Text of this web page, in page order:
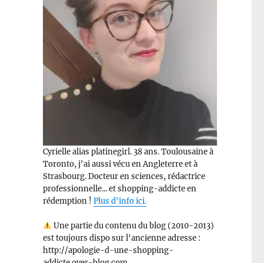
Cyrielle alias platinegirl. 38 ans. Toulousaine à
Toronto, j'ai aussi vécu en Angleterre et à
Strasbourg. Docteur en sciences, rédactrice
professionnelle... et shopping-addicte en
rédemption ! Plus d'info ici.
Une partie du contenu du blog (2010-2013)
est toujours dispo sur l'ancienne adresse :
http://apologie-d-une-shopping-